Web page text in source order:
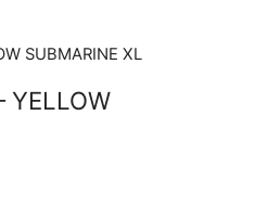
YELLOW